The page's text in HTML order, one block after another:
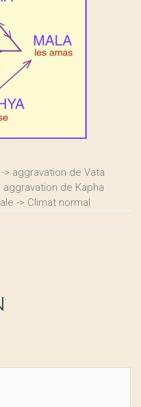
aggravation de Vata
de Kapha
-> Climat normal